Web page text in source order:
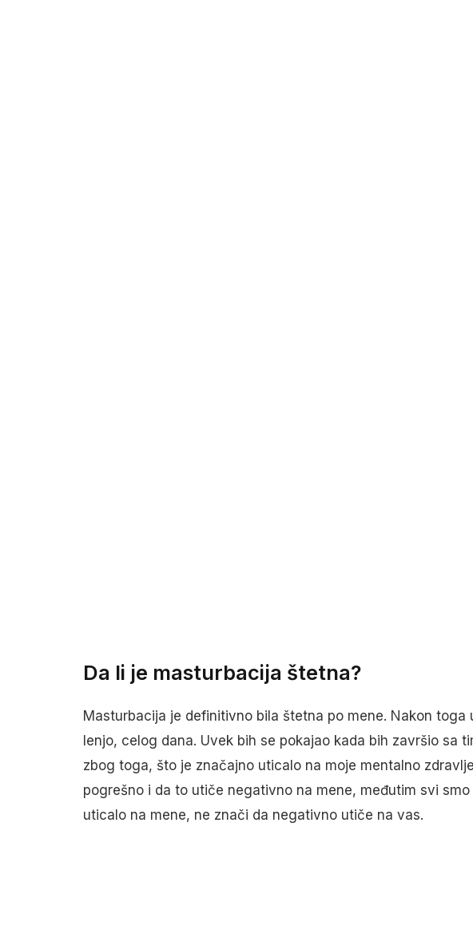
Da li je masturbacija štetna?
Masturbacija je definitivno bila štetna po mene. Nakon toga
lenjo, celog dana. Uvek bih se pokajao kada bih završio sa
zbog toga, što je značajno uticalo na moje mentalno
pogrešno i da to utiče negativno na mene, međutim svi
uticalo na mene, ne znači da negativno utiče na vas.